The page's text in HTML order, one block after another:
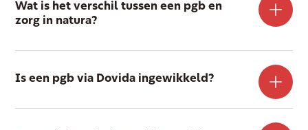
Wat is het verschil tussen een pgb en
zorg in natura?
Is een pgb via Dovida ingewikkeld?